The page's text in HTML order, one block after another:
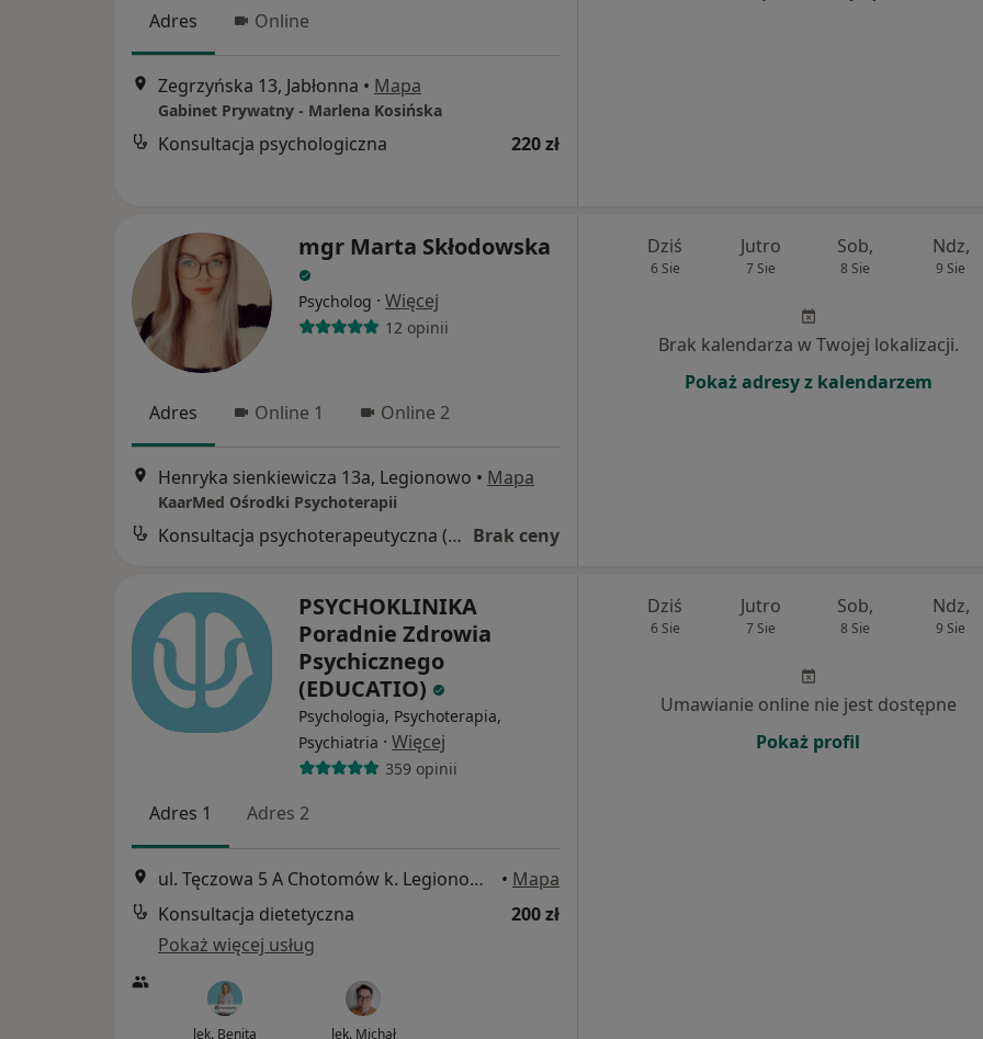
Adres Online
Zegrzyńska 13, Jabłonna • Mapa
Gabinet Prywatny - Marlena Kosińska
Konsultacja psychologiczna 220 zł
mgr Marta Skłodowska
Psycholog · Więcej
12 opinii
Adres Online 1 Online 2
Henryka sienkiewicza 13a, Legionowo • Mapa
KaarMed Ośrodki Psychoterapii
Konsultacja psychoterapeutyczna (pierwsza wizyta) Brak ceny
Dziś
6 Sie
Jutro
7 Sie
Sob,
8 Sie
Ndz,
9 Sie
Brak kalendarza w Twojej lokalizacji.
Pokaż adresy z kalendarzem
PSYCHOKLINIKA
Poradnie Zdrowia
Psychicznego
(EDUCATIO)
Psychologia, Psychoterapia,
Psychiatria · Więcej
359 opinii
Adres 1 Adres 2
ul. Tęczowa 5 A Chotomów k. Legionowa, Legionowo • Mapa
Konsultacja dietetyczna
200 zł
Pokaż więcej usług
lek. Benita lek. Michał
Dziś
6 Sie
Jutro
7 Sie
Sob,
8 Sie
Ndz,
9 Sie
Umawianie online nie jest dostępne
Pokaż profil